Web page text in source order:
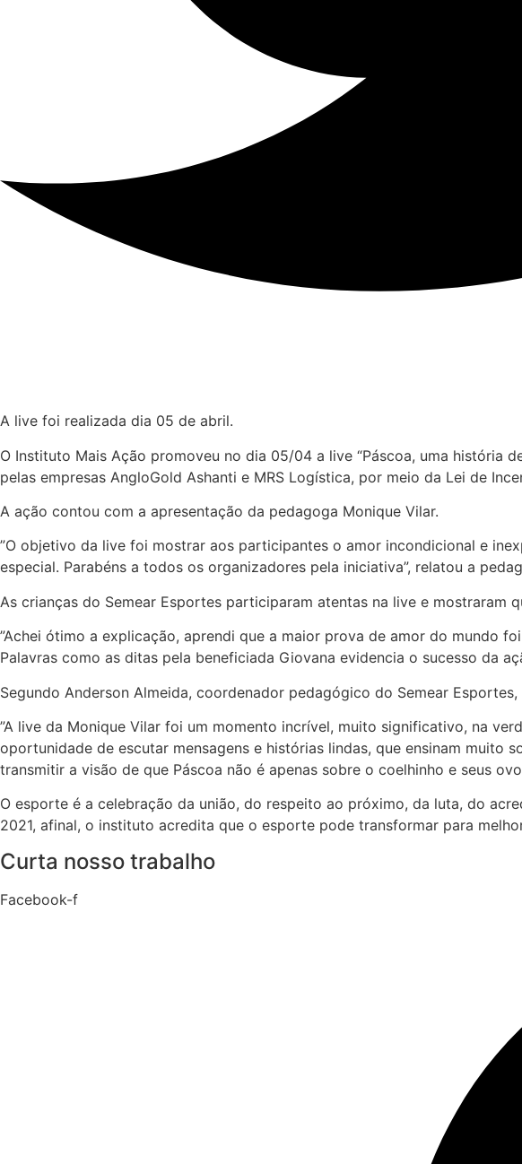
A live foi realizada dia 05 de abril.
O Instituto Mais Ação promoveu no dia 05/04 a live “Páscoa, uma história
pelas empresas AngloGold Ashanti e MRS Logística, por meio da Lei de
A ação contou com a apresentação da pedagoga Monique Vilar.
”O objetivo da live foi mostrar aos participantes o amor incondicional e
especial. Parabéns a todos os organizadores pela iniciativa”, relatou a
As crianças do Semear Esportes participaram atentas na live e mostraram
”Achei ótimo a explicação, aprendi que a maior prova de amor do mundo
Palavras como as ditas pela beneficiada Giovana evidencia o sucesso da
Segundo Anderson Almeida, coordenador pedagógico do Semear
”A live da Monique Vilar foi um momento incrível, muito significativo, na
oportunidade de escutar mensagens e histórias lindas, que ensinam
transmitir a visão de que Páscoa não é apenas sobre o coelhinho e seus
O esporte é a celebração da união, do respeito ao próximo, da luta, do
2021, afinal, o instituto acredita que o esporte pode transformar para
Curta nosso trabalho
Facebook-f